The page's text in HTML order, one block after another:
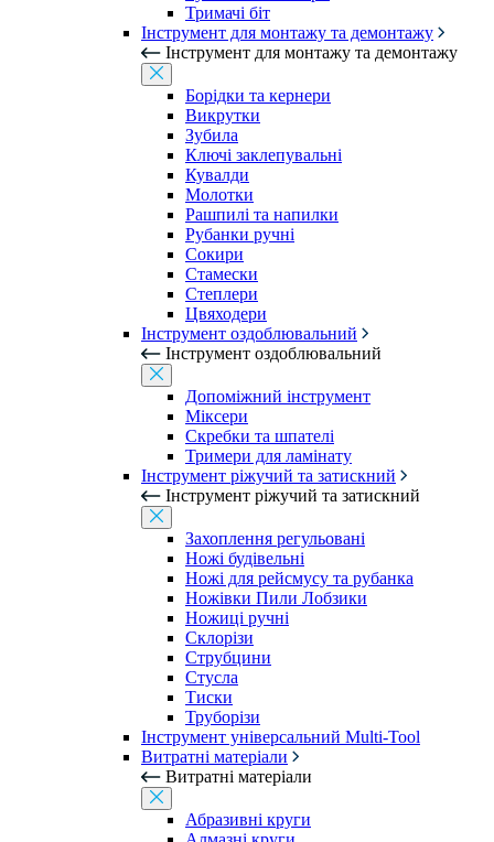
Тримачі біт
Інструмент для монтажу та демонтажу
Інструмент для монтажу та демонтажу
Борідки та кернери
Викрутки
Зубила
Ключі заклепувальні
Кувалди
Молотки
Рашпилі та напилки
Рубанки ручні
Сокири
Стамески
Степлери
Цвяходери
Інструмент оздоблювальний
Інструмент оздоблювальний
Допоміжний інструмент
Міксери
Скребки та шпателі
Тримери для ламінату
Інструмент ріжучий та затискний
Інструмент ріжучий та затискний
Захоплення регульовані
Ножі будівельні
Ножі для рейсмусу та рубанка
Ножівки Пили Лобзики
Ножиці ручні
Склорізи
Струбцини
Стусла
Тиски
Труборізи
Інструмент універсальний Multi-Tool
Витратні матеріали
Витратні матеріали
Абразивні круги